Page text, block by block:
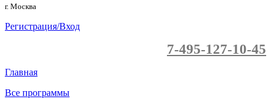
г. Москва
Регистрация/Вход
7-495-127-10-45
Главная
Все программы